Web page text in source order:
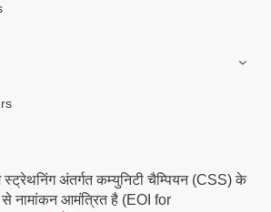
अंतर्गत कम्युनिटी चैम्पियन (CSS) के
से नामांकन आमंत्रित है (EOI for